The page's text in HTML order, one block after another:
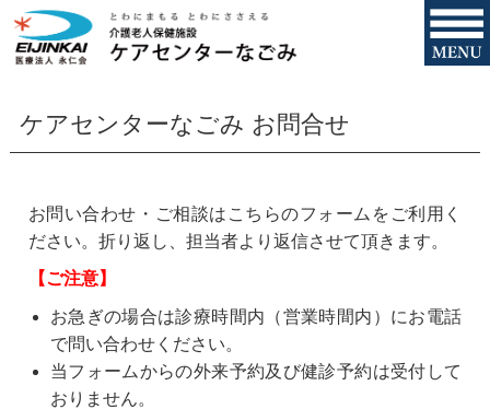
ケアセンターなごみ お問合せ
お問い合わせ・ご相談はこちらのフォームをご利用く
ださい。折り返し、担当者より返信させて頂きます。
【ご注意】
お急ぎの場合は診療時間内（営業時間内）にお電話
で問い合わせください。
当フォームからの外来予約及び健診予約は受付して
おりません。